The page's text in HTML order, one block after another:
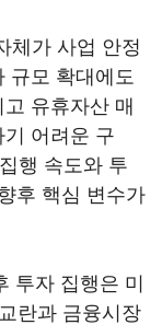
체가 사업 안정
규모 확대에도
유휴자산 매
어려운 구
행 속도와 투
후 핵심 변수가
투자 집행은 미
란과 금융시장